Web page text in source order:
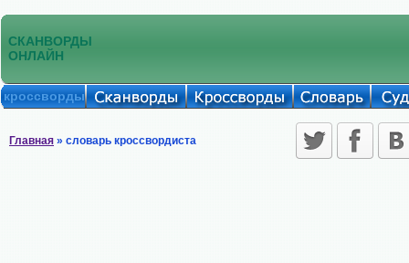
СКАНВОРДЫ
ОНЛАЙН
кроссворды
Главная » словарь кроссвордиста